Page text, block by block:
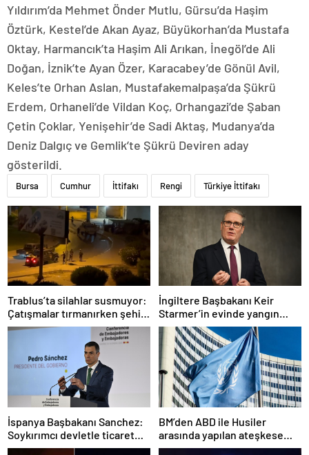
Yıldırım’da Mehmet Önder Mutlu, Gürsu’da Haşim
Öztürk, Kestel’de Akan Ayaz, Büyükorhan’da Mustafa
Oktay, Harmancık’ta Haşim Ali Arıkan, İnegöl’de Ali
Doğan, İznik’te Ayan Özer, Karacabey’de Gönül Avil,
Keles’te Orhan Aslan, Mustafakemalpaşa’da Şükrü
Erdem, Orhaneli’de Vildan Koç, Orhangazi’de Şaban
Çetin Çoklar, Yenişehir’de Sadi Aktaş, Mudanya’da
Deniz Dalgıç ve Gemlik’te Şükrü Deviren aday
gösterildi.
Bursa Cumhur İttifakı Rengi Türkiye İttifakı
Trablus’ta silahlar susmuyor:
Çatışmalar tırmanırken şehir
alarmda
İngiltere Başbakanı Keir
Starmer’in evinde yangın
çıktı
İspanya Başbakanı Sanchez:
Soykırımcı devletle ticaret
yapmayız
BM’den ABD ile Husiler
arasında yapılan ateşkese
ilişkin değerlendirme